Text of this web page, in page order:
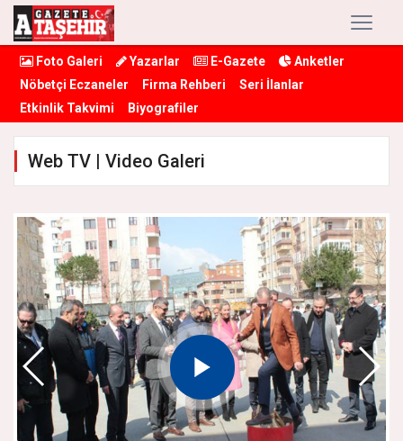
Foto Galeri Yazarlar E-Gazete
Anketler
Nöbetçi Eczaneler
Firma Rehberi
Seri İlanlar
Etkinlik Takvimi
Biyografiler
Web TV | Video Galeri